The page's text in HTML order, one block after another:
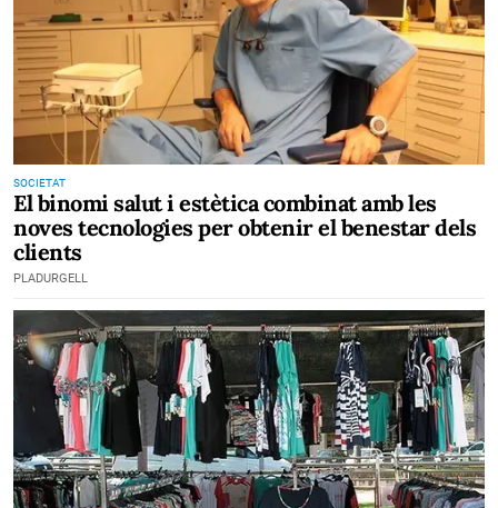
SOCIETAT
El binomi salut i estètica combinat amb les
noves tecnologies per obtenir el benestar dels
clients
PLADURGELL